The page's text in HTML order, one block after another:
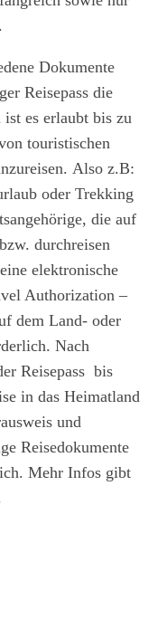
Dokumente
Reisepass die
ist es erlaubt bis zu
touristischen
Also z.B:
oder Trekking
die auf
durchreisen
elektronische
Authorization –
dem Land- oder
Nach
Reisepass bis
in das Heimatland
und
Reisedokumente
Mehr Infos gibt